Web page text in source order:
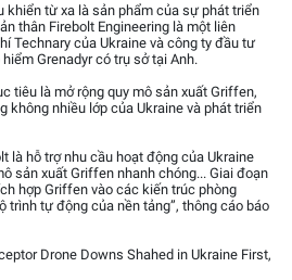
khiển từ xa là sản phẩm của sự phát triển
thân Firebolt Engineering là một liên
Technary của Ukraine và công ty đầu tư
Grenadyr có trụ sở tại Anh.
tiêu là mở rộng quy mô sản xuất Griffen,
không nhiều lớp của Ukraine và phát triển
là hỗ trợ nhu cầu hoạt động của Ukraine
sản xuất Griffen nhanh chóng... Giai đoạn
hợp Griffen vào các kiến trúc phòng
trình tự động của nền tảng”, thông cáo báo
Drone Downs Shahed in Ukraine First,